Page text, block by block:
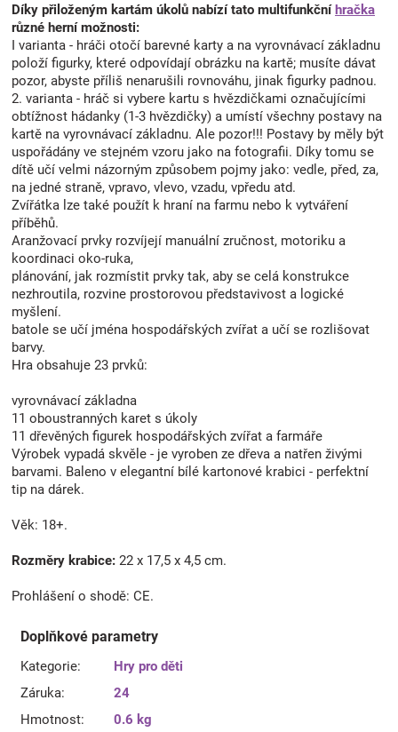
Díky přiloženým kartám úkolů nabízí tato multifunkčníhračka
různé herní možnosti:
I varianta - hráči otočí barevné karty a na vyrovnávací základnu
položí figurky, které odpovídají obrázku na kartě; musíte dávat
pozor, abyste příliš nenarušili rovnováhu, jinak figurky padnou.
2. varianta - hráč si vybere kartu s hvězdičkami označujícími
obtížnost hádanky (1-3 hvězdičky) a umístí všechny postavy na
kartě na vyrovnávací základnu. Ale pozor!!! Postavy by měly být
uspořádány ve stejném vzoru jako na fotografii. Díky tomu se
dítě učí velmi názorným způsobem pojmy jako: vedle, před, za,
na jedné straně, vpravo, vlevo, vzadu, vpředu atd.
Zvířátka lze také použít k hraní na farmu nebo k vytváření
příběhů.
Aranžovací prvky rozvíjejí manuální zručnost, motoriku a
koordinaci oko-ruka,
plánování, jak rozmístit prvky tak, aby se celá konstrukce
nezhroutila, rozvine prostorovou představivost a logické
myšlení.
batole se učí jména hospodářských zvířat a učí se rozlišovat
barvy.
Hra obsahuje 23 prvků:
vyrovnávací základna
11 oboustranných karet s úkoly
11 dřevěných figurek hospodářských zvířat a farmáře
Výrobek vypadá skvěle - je vyroben ze dřeva a natřen živými
barvami. Baleno v elegantní bílé kartonové krabici - perfektní
tip na dárek.
Věk: 18+.
Rozměry krabice: 22 x 17,5 x 4,5 cm.
Prohlášení o shodě: CE.
Doplňkové parametry
Kategorie:
Hry pro děti
Záruka:
24
Hmotnost:
0.6 kg